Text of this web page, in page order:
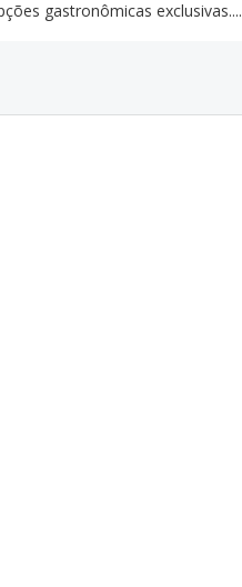
gastronômicas exclusivas....